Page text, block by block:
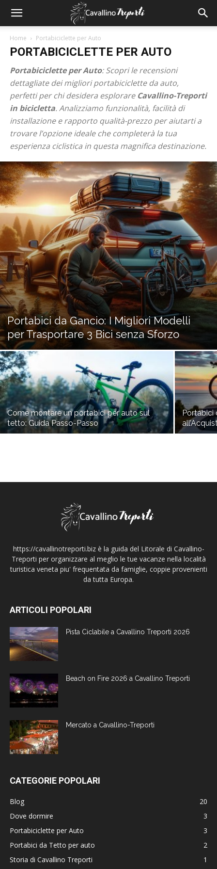
Home Portabiciclette per Auto
PORTABICICLETTE PER AUTO
Portabiciclette per Auto: Scopri le recensioni
dettagliate dei migliori portabiciclette da auto,
perfetti per chi desidera esplorare Cavallino-Treporti
in bicicletta. Analizziamo funzionalità, facilità di
installazione e rapporto qualità-prezzo per aiutarti a
trovare l’opzione ideale che completerà la tua
esperienza ciclistica in questa magnifica destinazione.
Portabici da Gancio: I Migliori Modelli
per Trasportare 3 Bici senza Sforzo
Come montare un portabici per auto sul
tetto: Guida Passo-Passo
Portabici
https://cavallinotreporti.biz è la guida del Litorale di Cavallino-
Treporti per organizzare al meglio le tue vacanze nella località
turistica veneta piu' frequentata da famiglie, coppie provenienti
da tutta Europa.
ARTICOLI POPOLARI
Pista Ciclabile a Cavallino Treporti 2026
Beach on Fire 2026 a Cavallino Treporti
Mercato a Cavallino-Treporti
CATEGORIE POPOLARI
Blog
20
Dove dormire
3
Portabiciclette per Auto
3
Portabici da Tetto per auto
2
Storia di Cavallino Treporti
1